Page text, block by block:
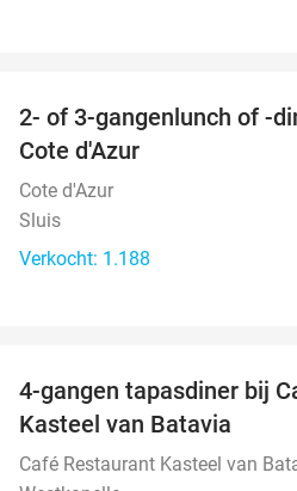
2- of 3-gangenlunch of -
Cote d'Azur
Cote d'Azur
Sluis
Verkocht: 1.188
4-gangen tapasdiner bij
Kasteel van Batavia
Café Restaurant Kasteel van